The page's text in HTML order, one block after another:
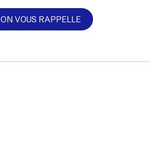
ON VOUS RAPPELLE